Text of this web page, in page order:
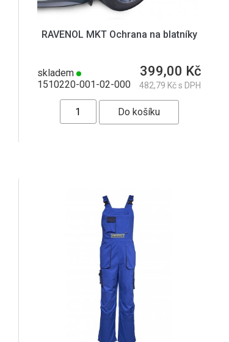
RAVENOL MKT Ochrana na blatníky
skladem
1510220-001-02-000
399,00 Kč
482,79 Kč s DPH